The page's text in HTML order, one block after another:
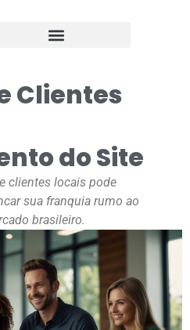
Clientes
do Site
clientes locais pode
sua franquia rumo ao
brasileiro.